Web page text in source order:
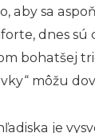
aby sa
dnes sú
bohatšej
môžu
je